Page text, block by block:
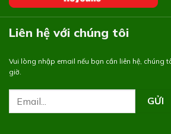
Liên hệ với chúng tôi
Vui lòng nhập email nếu bạn cần liên hệ, chúng
giờ.